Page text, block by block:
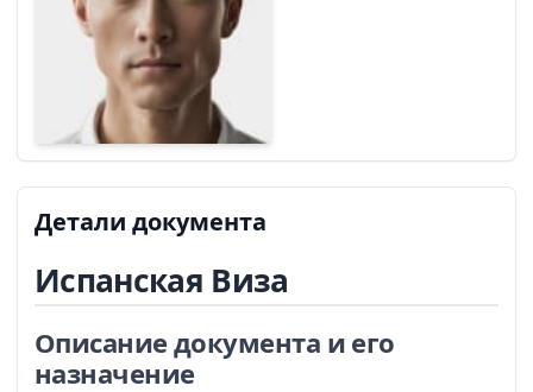
Детали документа
Испанская Виза
Описание документа и его
назначение